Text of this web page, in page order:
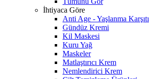
İhtiyaca Göre
Anti Age - Yaşlanma Karşıtı
Gündüz Kremi
Kil Maskesi
Kuru Yağ
Maskeler
Matlaştırıcı Krem
Nemlendirici Krem